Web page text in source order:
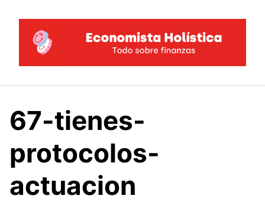
contenido
67-tienes-
protocolos-
actuacion